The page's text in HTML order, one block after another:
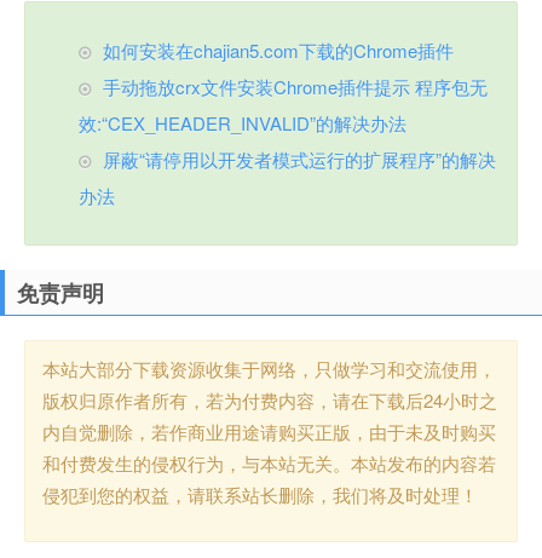
如何安装在chajian5.com下载的Chrome插件
手动拖放crx文件安装Chrome插件提示 程序包无
效:“CEX_HEADER_INVALID”的解决办法
屏蔽“请停用以开发者模式运行的扩展程序”的解决
办法
免责声明
本站大部分下载资源收集于网络，只做学习和交流使用，
版权归原作者所有，若为付费内容，请在下载后24小时之
内自觉删除，若作商业用途请购买正版，由于未及时购买
和付费发生的侵权行为，与本站无关。本站发布的内容若
侵犯到您的权益，请联系站长删除，我们将及时处理！